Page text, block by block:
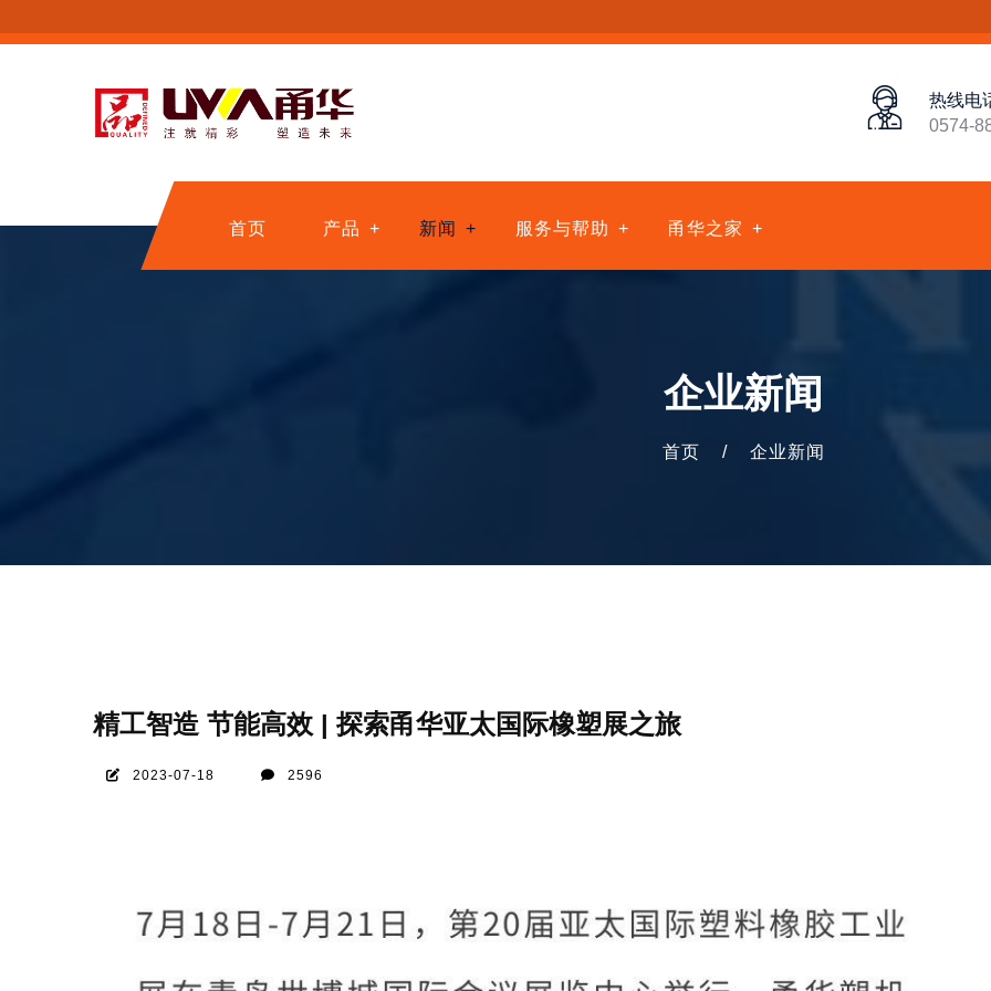
热线电
0574-
首页 产品 新闻 服务与帮助 甬华之家
企业新闻
首页 / 企业新闻
精工智造 节能高效 | 探索甬华亚太国际橡塑展之旅
2023-07-18 2596